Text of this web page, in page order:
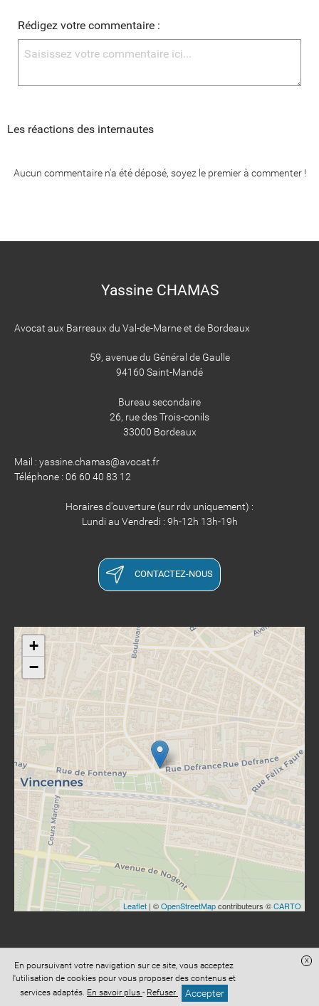
Rédigez votre commentaire :
Les réactions des internautes
Aucun commentaire n'a été déposé, soyez le premier à commenter !
Yassine CHAMAS
Avocat aux Barreaux du Val-de-Marne et de Bordeaux
59, avenue du Général de Gaulle
94160 Saint-Mandé
Bureau secondaire
26, rue des Trois-conils
33000 Bordeaux
Mail : yassine.chamas@avocat.fr
Téléphone : 06 60 40 83 12
Horaires d'ouverture (sur rdv uniquement) :
Lundi au Vendredi : 9h-12h 13h-19h
CONTACTEZ-NOUS
+
−
Leaflet | ©OpenStreetMapcontributeurs ©CARTO
Site réalisé avecDigital Avocat
Accès administration
Confidentialité
Conditions Générales de Vente
Mentions légales
En poursuivant votre navigation sur ce site, vous acceptez
l'utilisation de cookies pour vous proposer des contenus et
services adaptés. En savoir plus - Refuser Accepter
x